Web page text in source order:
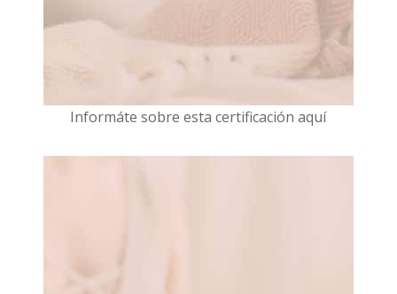
Informáte sobre esta certificación aquí